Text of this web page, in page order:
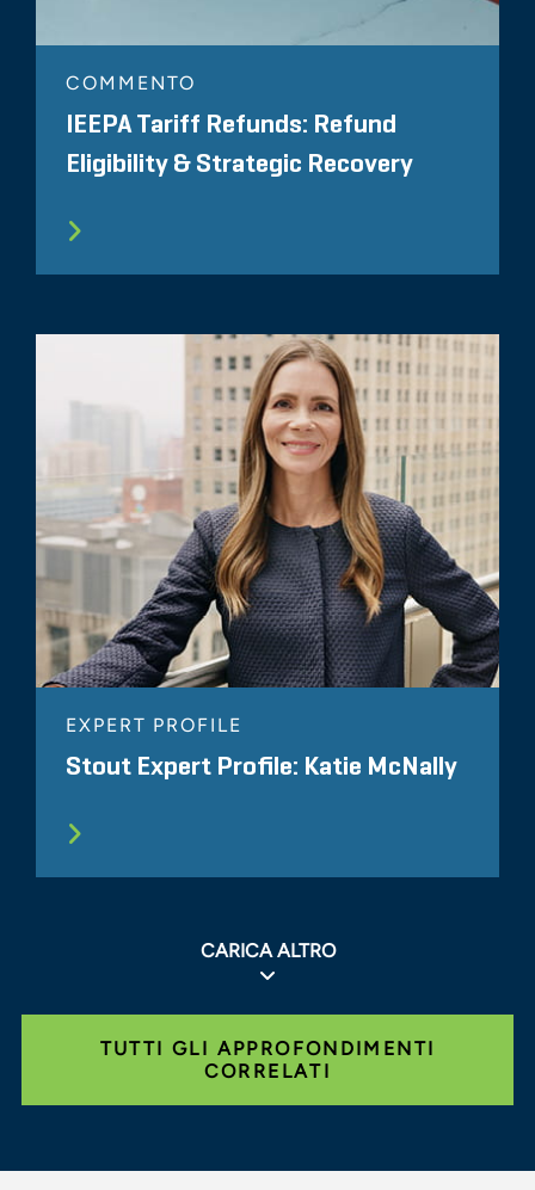
COMMENTO
IEEPA Tariff Refunds: Refund
Eligibility & Strategic Recovery
EXPERT PROFILE
Stout Expert Profile: Katie McNally
CARICA ALTRO
TUTTI GLI APPROFONDIMENTI
CORRELATI